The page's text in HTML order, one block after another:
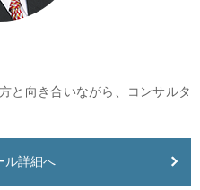
と向き合いながら、コンサルタ
ル詳細へ